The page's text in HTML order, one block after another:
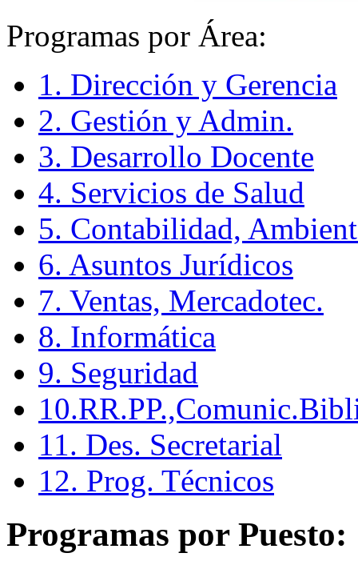
Programas por Área:
1. Dirección y Gerencia
2. Gestión y Admin.
3. Desarrollo Docente
4. Servicios de Salud
5. Contabilidad,
6. Asuntos Jurídicos
7. Ventas, Mercadotec.
8. Informática
9. Seguridad
11. Des. Secretarial
12. Prog. Técnicos
Programas por Puesto: